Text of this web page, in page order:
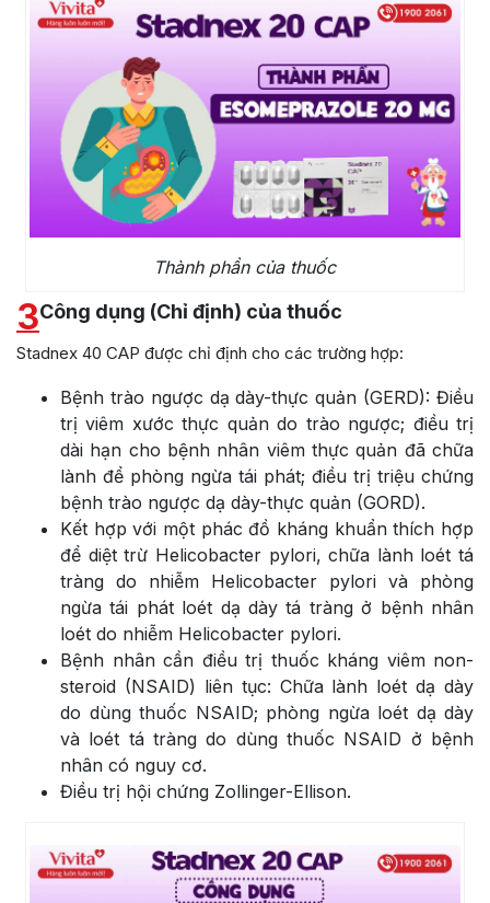
Thành phần của thuốc
3Công dụng (Chỉ định) của thuốc
Stadnex 40 CAP được chỉ định cho các trường hợp:
Bệnh trào ngược dạ dày-thực quản (GERD): Điều
trị viêm xước thực quản do trào ngược; điều trị
dài hạn cho bệnh nhân viêm thực quản đã chữa
lành để phòng ngừa tái phát; điều trị triệu chứng
bệnh trào ngược dạ dày-thực quản (GORD).
Kết hợp với một phác đồ kháng khuẩn thích hợp
để diệt trừ Helicobacter pylori, chữa lành loét tá
tràng do nhiễm Helicobacter pylori và phòng
ngừa tái phát loét dạ dày tá tràng ở bệnh nhân
loét do nhiễm Helicobacter pylori.
Bệnh nhân cần điều trị thuốc kháng viêm non-
steroid (NSAID) liên tục: Chữa lành loét dạ dày
do dùng thuốc NSAID; phòng ngừa loét dạ dày
và loét tá tràng do dùng thuốc NSAID ở bệnh
nhân có nguy cơ.
Điều trị hội chứng Zollinger-Ellison.